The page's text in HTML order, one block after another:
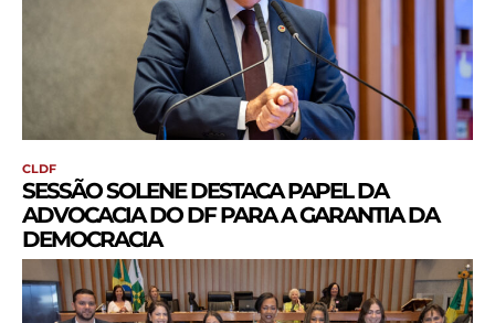
CLDF
SESSÃO SOLENE DESTACA PAPEL DA
ADVOCACIA DO DF PARA A GARANTIA DA
DEMOCRACIA